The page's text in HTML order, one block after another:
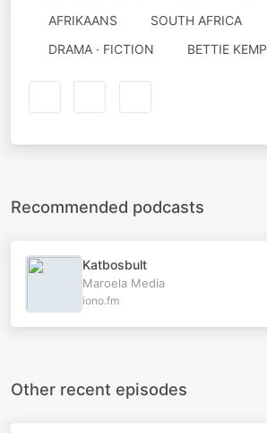
AFRIKAANS
SOUTH AFRICA
DRAMA · FICTION
BETTIE KEMP
Recommended podcasts
Katbosbult
Maroela Media
iono.fm
Other recent episodes